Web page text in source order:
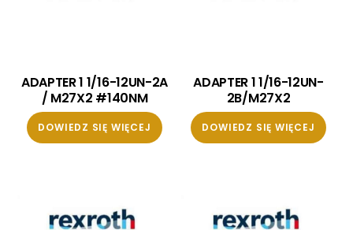
ADAPTER 1 1/16-12UN-2A
/ M27X2 #140NM
DOWIEDZ SIĘ WIĘCEJ
ADAPTER 1 1/16-12UN-
2B/M27X2
DOWIEDZ SIĘ WIĘCEJ